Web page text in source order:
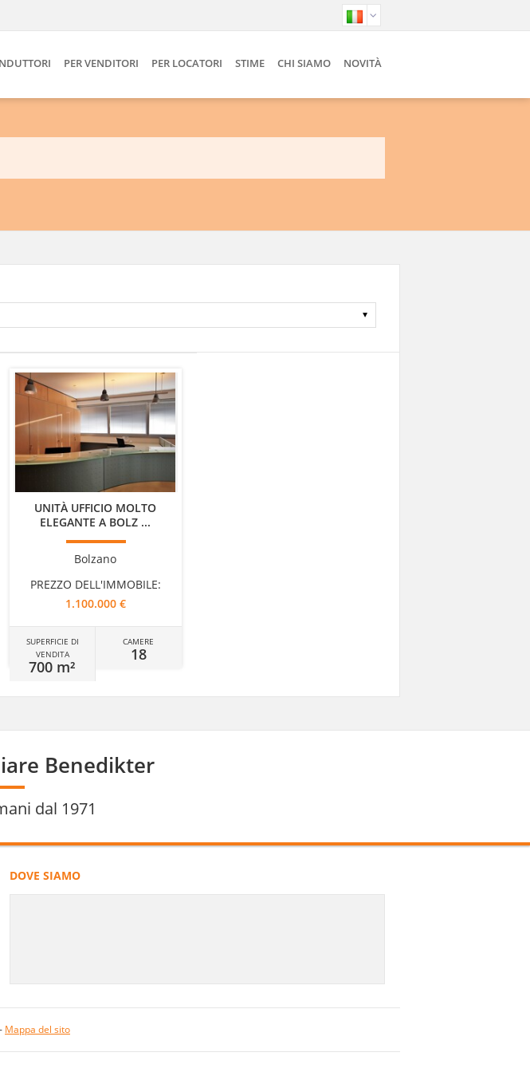
PER VENDITORI PER LOCATORI STIME CHI SIAMO NOVITÀ
UNITÀ UFFICIO MOLTO
ELEGANTE A BOLZ ...
Bolzano
PREZZO DELL'IMMOBILE:
1.100.000 €
SUPERFICIE DI
VENDITA
700 m²
CAMERE
18
Benedikter
dal 1971
DOVE SIAMO
- Mappa del sito